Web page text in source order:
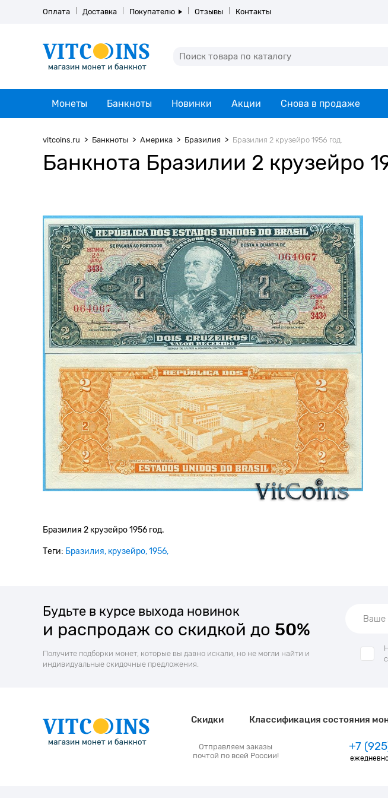
Оплата Доставка Покупателю Отзывы Контакты
Монеты Банкноты Новинки Акции Снова в продаже
vitcoins.ru Банкноты Америка Бразилия Бразилия 2 крузейро 1956 год.
Банкнота Бразилии 2 крузейро
Бразилия 2 крузейро 1956 год.
Теги: Бразилия крузейро 1956
Будьте в курсе выхода новинок
и распродаж со скидкой до 50%
Получите подборки монет, которые вы давно искали, но не могли найти и
индивидуальные скидочные предложения.
Скидки Классификация состояния
Отправляем заказы
почтой по всей России!
+7